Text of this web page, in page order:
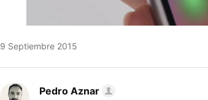
9 Septiembre 2015
Pedro Aznar